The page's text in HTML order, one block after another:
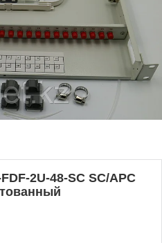
2U-48-SC SC/APC